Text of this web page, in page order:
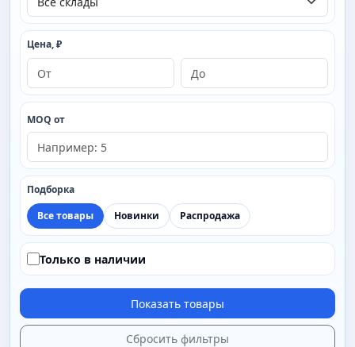
Цена, ₽
MOQ от
Подборка
Все товары
Новинки Распродажа
Только в наличии
Показать товары
Сбросить фильтры